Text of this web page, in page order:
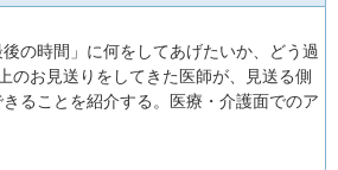
後の時間」に何をしてあげたいか、どう過
のお見送りをしてきた医師が、見送る側
ることを紹介する。医療・介護面でのア